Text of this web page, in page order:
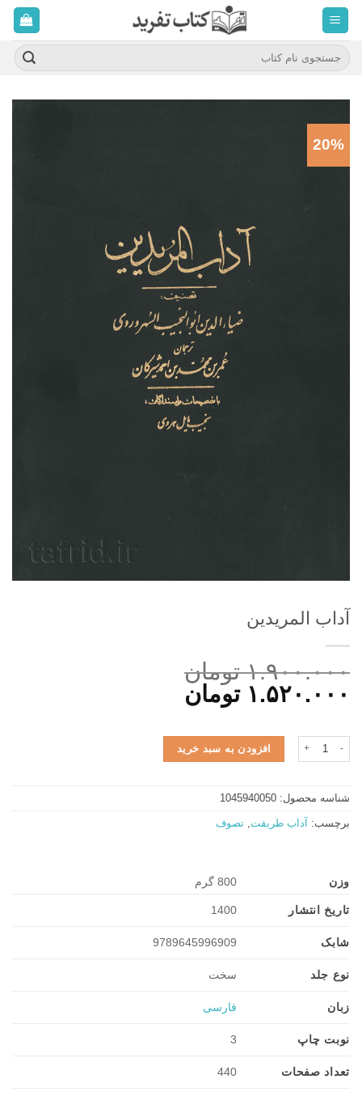
محتوا
برویدجستجو
برای:
20%
آداب المریدین
۱.۹۰۰.۰۰۰ تومان
قیمت
۱.۹۰۰.۰۰۰ تومان
بود.
۱.۵۲۰.۰۰۰ تومان
۱.۵۲۰.۰۰۰ تومان.
آداب المریدین عدد افزودن به سبد خرید
شناسه محصول: 1045940050
برچسب: آداب طریقت تصوف
وزن 800 گرم
تاریخ انتشار 1400
شابک 9789645996909
نوع جلد سخت
زبان فارسی
نوبت چاپ 3
تعداد صفحات 440